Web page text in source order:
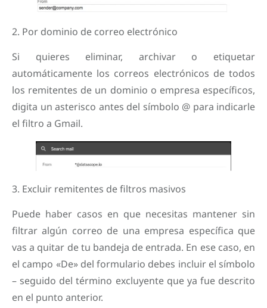
2. Por dominio de correo electrónico
Si quieres eliminar, archivar o etiquetar
automáticamente los correos electrónicos de todos
los remitentes de un dominio o empresa específicos,
digita un asterisco antes del símbolo @ para indicarle
el filtro a Gmail.
3. Excluir remitentes de filtros masivos
Puede haber casos en que necesitas mantener sin
filtrar algún correo de una empresa específica que
vas a quitar de tu bandeja de entrada. En ese caso, en
el campo «De» del formulario debes incluir el símbolo
– seguido del término excluyente que ya fue descrito
en el punto anterior.